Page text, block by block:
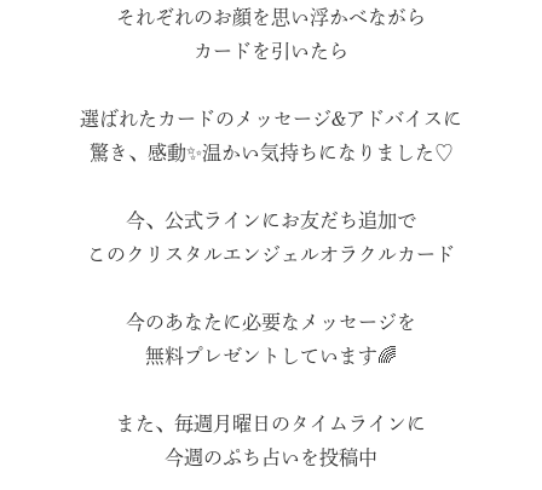
それぞれのお顔を思い浮かべながら
カードを引いたら
選ばれたカードのメッセージ&アドバイスに
驚き、感動✨温かい気持ちになりました♡
今、公式ラインにお友だち追加で
このクリスタルエンジェルオラクルカード
今のあなたに必要なメッセージを
無料プレゼントしています🌈
また、毎週月曜日のタイムラインに
今週のぷち占いを投稿中